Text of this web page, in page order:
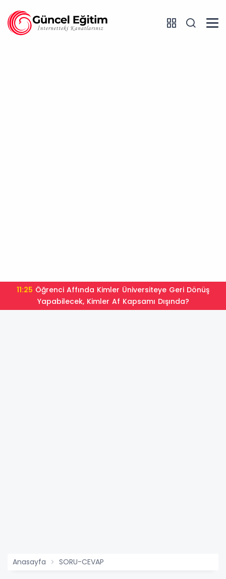
11:25
Yapabilecek, Kimler Af Kapsamı Dışında?
Anasayfa SORU-CEVAP